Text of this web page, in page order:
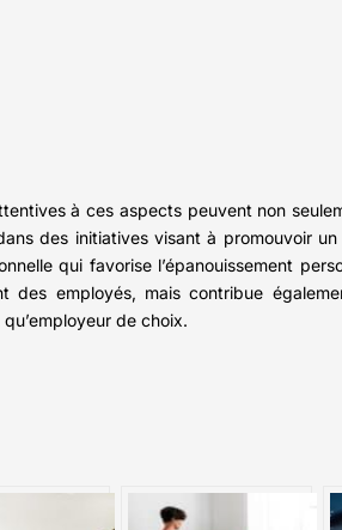
à ces aspects peuvent non
des initiatives visant à promouvoir
qui favorise l’épanouissement
des employés, mais contribue
de choix.